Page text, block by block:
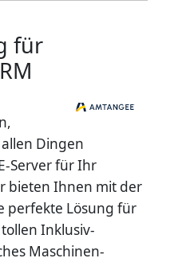
für
Dingen
Server für Ihr
bieten Ihnen mit der
perfekte Lösung für
tollen Inklusiv-
Maschinen-